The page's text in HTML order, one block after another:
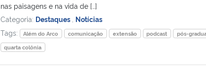
nas paisagens e na vida de […]
Categoria: Destaques Notícias
Tags:
Além do Arco comunicação extensão podcast pós-
quarta colônia